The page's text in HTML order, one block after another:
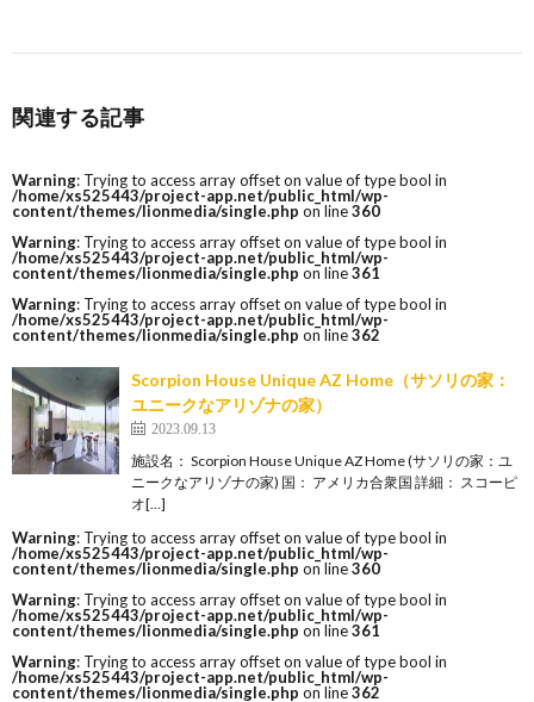
関連する記事
Warning: Trying to access array offset on value of type bool in
/home/xs525443/project-app.net/public_html/wp-
content/themes/lionmedia/single.php on line360
Warning: Trying to access array offset on value of type bool in
/home/xs525443/project-app.net/public_html/wp-
content/themes/lionmedia/single.php on line361
Warning: Trying to access array offset on value of type bool in
/home/xs525443/project-app.net/public_html/wp-
content/themes/lionmedia/single.php on line362
Scorpion House Unique AZ Home（サソリの家：
ユニークなアリゾナの家）
2023.09.13
施設名： Scorpion House Unique AZ Home (サソリの家：ユ
ニークなアリゾナの家) 国： アメリカ合衆国 詳細： スコーピ
オ[…]
Warning: Trying to access array offset on value of type bool in
/home/xs525443/project-app.net/public_html/wp-
content/themes/lionmedia/single.php on line360
Warning: Trying to access array offset on value of type bool in
/home/xs525443/project-app.net/public_html/wp-
content/themes/lionmedia/single.php on line361
Warning: Trying to access array offset on value of type bool in
/home/xs525443/project-app.net/public_html/wp-
content/themes/lionmedia/single.php on line362